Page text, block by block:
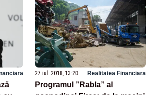
27 iul. 2018, 13:20 Realitatea Financiara
Programul ”Rabla” al